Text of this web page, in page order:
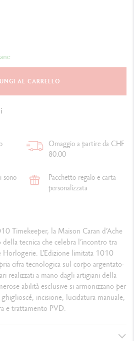
AL CARRELLO
Omaggio a partire da CHF
80.00
sono
Pacchetto regalo e carta
personalizzata
Timekeeper, la Maison Caran d’Ache
tecnica che celebra l’incontro tra
L’Edizione limitata 1010
cifra tecnologica sul corpo argentato-
realizzati a mano dagli artigiani della
abilità esclusive si armonizzano per
incisione, lucidatura manuale,
e trattamento PVD.